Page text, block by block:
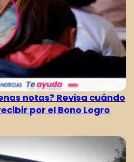
1 2
notas? Revisa cuándo
por el Bono Logro